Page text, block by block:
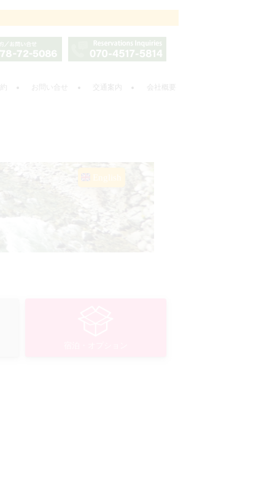
お問い合せ 交通案内 会社概要
English